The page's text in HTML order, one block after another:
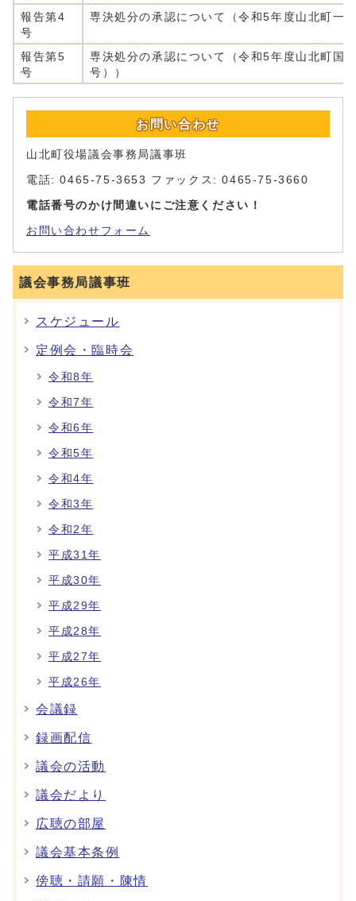
報告第4
号
専決処分の承認について（令和5年度山北町一
報告第5
号
専決処分の承認について（令和5年度山北町国
号））
お問い合わせ
山北町役場議会事務局議事班
電話: 0465-75-3653 ファックス: 0465-75-3660
電話番号のかけ間違いにご注意ください！
お問い合わせフォーム
議会事務局議事班
スケジュール
定例会・臨時会
令和8年
令和7年
令和6年
令和5年
令和4年
令和3年
令和2年
平成31年
平成30年
平成29年
平成28年
平成27年
平成26年
会議録
録画配信
議会の活動
議会だより
広聴の部屋
議会基本条例
傍聴・請願・陳情